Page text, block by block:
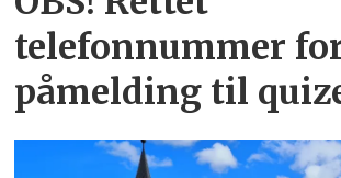
telefonnummer
påmelding til